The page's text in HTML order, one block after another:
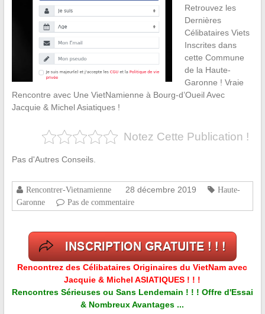
Retrouvez les
Dernières
Célibataires Viets
Inscrites dans
cette Commune
de la Haute-
Garonne ! Vraie
Rencontre avec Une VietNamienne à Bourg-d’Oueil Avec
Jacquie & Michel Asiatiques !
Notez Cette Publication !
Pas d'Autres Conseils.
Rencontrer-Vietnamienne 28 décembre 2019
Haute-
Garonne
Pas de commentaire
Rencontrez des Célibataires Originaires du VietNam avec
Jacquie & Michel ASIATIQUES ! ! !
Rencontres Sérieuses ou Sans Lendemain ! ! ! Offre d'Essai
& Nombreux Avantages ...